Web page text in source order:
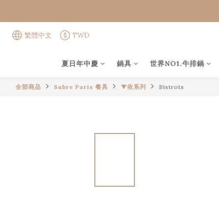
繁體中文 TWD
夏日年中慶 鍋具 世界NO1.牛排鍋
全部商品 Sabre Paris 餐具 ▼依系列 Bistrots